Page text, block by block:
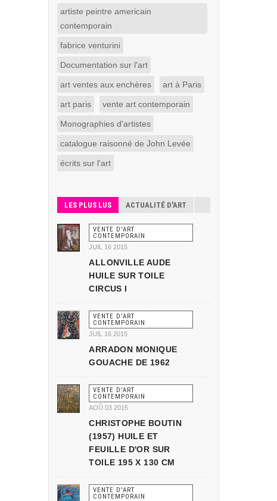
artiste peintre americain
contemporain
fabrice venturini
Documentation sur l'art
art ventes aux enchères art à Paris
art paris vente art contemporain
Monographies d'artistes
catalogue raisonné de John Levée
écrits sur l'art
LES PLUS LUS ACTUALITÉ D'ART
VENTE D'ART
CONTEMPORAIN
JUIL 16 2015
ALLONVILLE AUDE
HUILE SUR TOILE
CIRCUS I
VENTE D'ART
CONTEMPORAIN
JUIL 16 2015
ARRADON MONIQUE
GOUACHE DE 1962
VENTE D'ART
CONTEMPORAIN
AOÛ 03 2015
CHRISTOPHE BOUTIN
(1957) HUILE ET
FEUILLE D'OR SUR
TOILE 195 X 130 CM
VENTE D'ART
CONTEMPORAIN